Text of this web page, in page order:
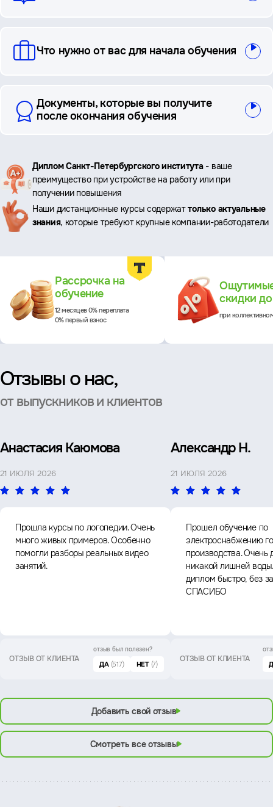
Что нужно от вас для начала обучения
Документы, которые вы получите
после окончания обучения
Ключевые
преимущества
Диплом Санкт-Петербургского института- ваше
преимущество при устройстве на работу или при
получении повышения
Наши дистанционные курсы содержаттолько актуальные
знания, которые требуют крупные компании-работодатели
Рассрочка на
обучение
12 месяцев 0% переплата
0% первый взнос
скидки
при
Отзывы о нас,
от выпускников и клиентов
Анастасия Каюмова
21 ИЮЛЯ 2026
Прошла курсы по логопедии. Очень
много живых примеров. Особенно
помогли разборы реальных видео
занятий.
ОТЗЫВ ОТ КЛИЕНТА
отзыв был полезен?
ДА (517) НЕТ (7)
Александр Н.
21 ИЮЛЯ 2026
Прошел обучение по
электроснабжению
производства. Очень
никакой лишней
диплом быстро, без
СПАСИБО
ОТЗЫВ ОТ КЛИЕНТА
Добавить свой отзыв
Смотреть все отзывы